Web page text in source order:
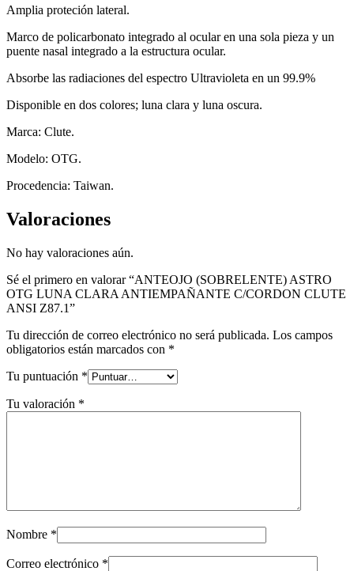
Amplia proteción lateral.
Marco de policarbonato integrado al ocular en una sola pieza y un
puente nasal integrado a la estructura ocular.
Absorbe las radiaciones del espectro Ultravioleta en un 99.9%
Disponible en dos colores; luna clara y luna oscura.
Marca: Clute.
Modelo: OTG.
Procedencia: Taiwan.
Valoraciones
No hay valoraciones aún.
Sé el primero en valorar “ANTEOJO (SOBRELENTE) ASTRO
OTG LUNA CLARA ANTIEMPAÑANTE C/CORDON CLUTE
ANSI Z87.1”
Tu dirección de correo electrónico no será publicada. Los campos
obligatorios están marcados con *
Tu puntuación *
Tu valoración *
Nombre *
Correo electrónico *